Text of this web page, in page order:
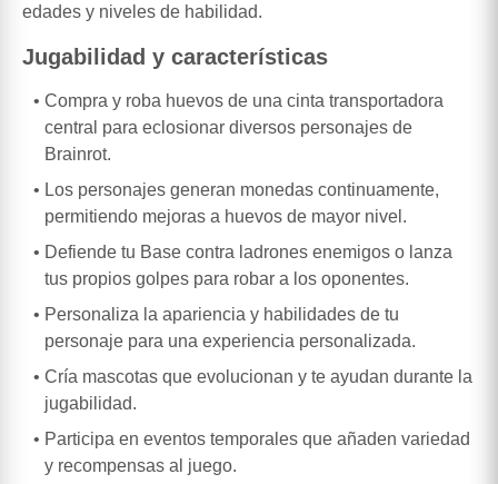
edades y niveles de habilidad.
Jugabilidad y características
Compra y roba huevos de una cinta transportadora
central para eclosionar diversos personajes de
Brainrot.
Los personajes generan monedas continuamente,
permitiendo mejoras a huevos de mayor nivel.
Defiende tu Base contra ladrones enemigos o lanza
tus propios golpes para robar a los oponentes.
Personaliza la apariencia y habilidades de tu
personaje para una experiencia personalizada.
Cría mascotas que evolucionan y te ayudan durante la
jugabilidad.
Participa en eventos temporales que añaden variedad
y recompensas al juego.